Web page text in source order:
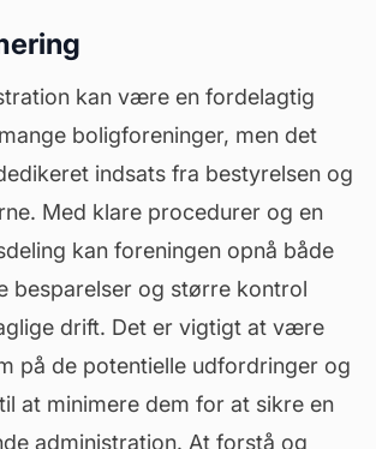
kan være en fordelagtig
boligforeninger, men det
indsats fra bestyrelsen og
Med klare procedurer og en
kan foreningen opnå både
besparelser og større kontrol
drift. Det er vigtigt at være
på de potentielle udfordringer og
at minimere dem for at sikre en
administration. At forstå og